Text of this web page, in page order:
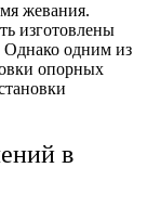
жевания.
изготовлены
Однако одним из
опорных
в